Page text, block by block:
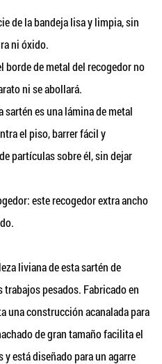
de la bandeja lisa y limpia, sin
ni óxido.
borde de metal del recogedor no
ni se abollará.
sartén es una lámina de metal
el piso, barrer fácil y
partículas sobre él, sin dejar
este recogedor extra ancho
liviana de esta sartén de
pesados. Fabricado en
una construcción acanalada para
de gran tamaño facilita el
está diseñado para un agarre